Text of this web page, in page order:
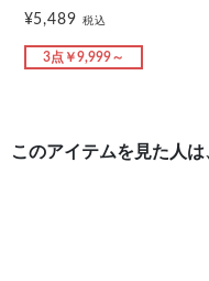
¥5,489税込
3点￥9,999～
このアイテムを見た人